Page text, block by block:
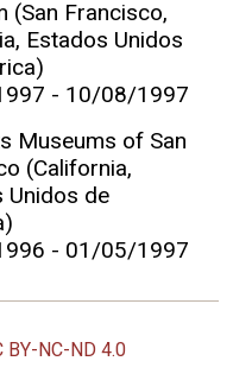
(San Francisco,
Estados Unidos
- 10/08/1997
Museums of San
(California,
Unidos de
- 01/05/1997
BY-NC-ND 4.0